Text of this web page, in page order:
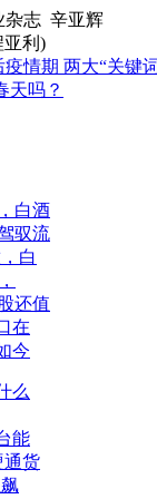
杂志 辛亚辉
亚利)
疫情期 两大“关键
天吗？
白酒
驭流
白
还值
在
今
么
能
通货